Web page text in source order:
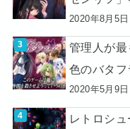
2020年8月5
管理人が
色のバタフ
2020年5月9
レトロシ